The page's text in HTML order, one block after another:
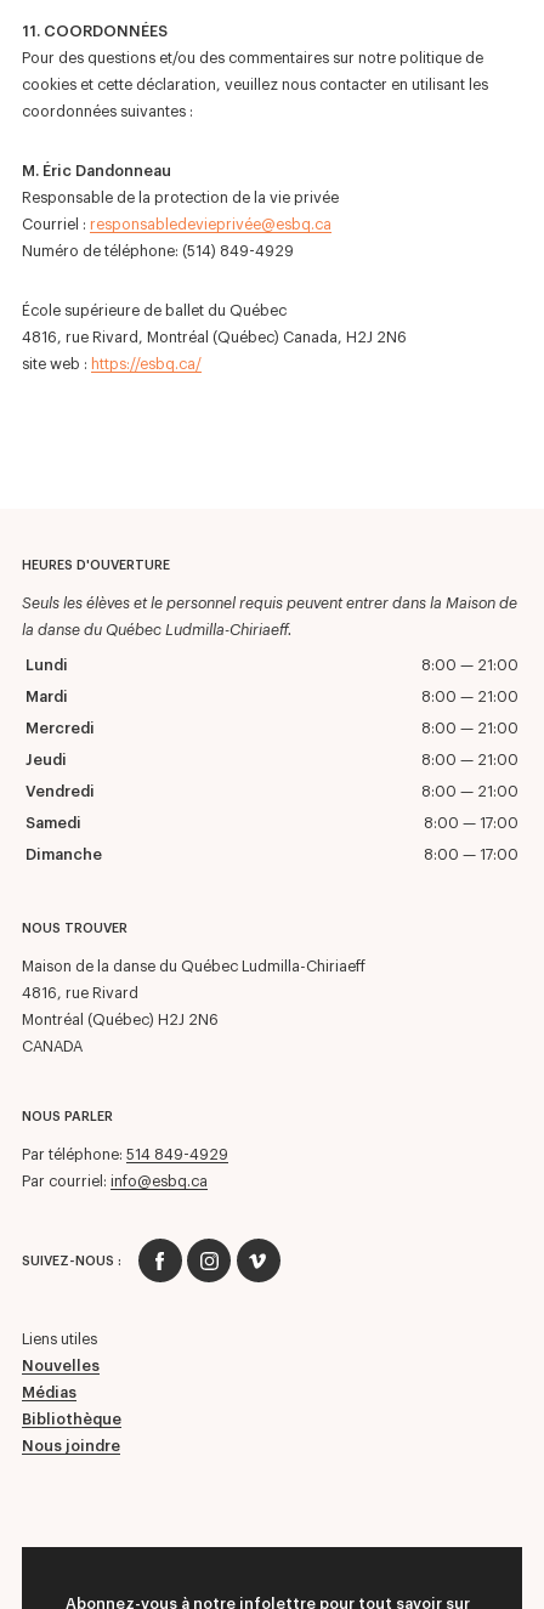
11. COORDONNÉES
Pour des questions et/ou des commentaires sur notre politique de
cookies et cette déclaration, veuillez nous contacter en utilisant les
coordonnées suivantes :
M. Éric Dandonneau
Responsable de la protection de la vie privée
Courriel : responsabledevieprivée@esbq.ca
Numéro de téléphone: (514) 849-4929
École supérieure de ballet du Québec
4816, rue Rivard, Montréal (Québec) Canada, H2J 2N6
site web : https://esbq.ca/
HEURES D'OUVERTURE
Seuls les élèves et le personnel requis peuvent entrer dans la Maison de
la danse du Québec Ludmilla-Chiriaeff.
Lundi 8:00 — 21:00
Mardi 8:00 — 21:00
Mercredi 8:00 — 21:00
Jeudi 8:00 — 21:00
Vendredi 8:00 — 21:00
Samedi 8:00 — 17:00
Dimanche 8:00 — 17:00
NOUS TROUVER
Maison de la danse du Québec Ludmilla-Chiriaeff
4816, rue Rivard
Montréal (Québec) H2J 2N6
CANADA
NOUS PARLER
Par téléphone: 514 849-4929
Par courriel: info@esbq.ca
SUIVEZ-NOUS :
Liens utiles
Nouvelles
Médias
Bibliothèque
Nous joindre
Abonnez-vous à notre infolettre pour tout savoir sur